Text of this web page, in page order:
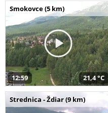
Smokovce (5 km)
12:59 21,4 °C
Strednica - Ždiar (9 km)